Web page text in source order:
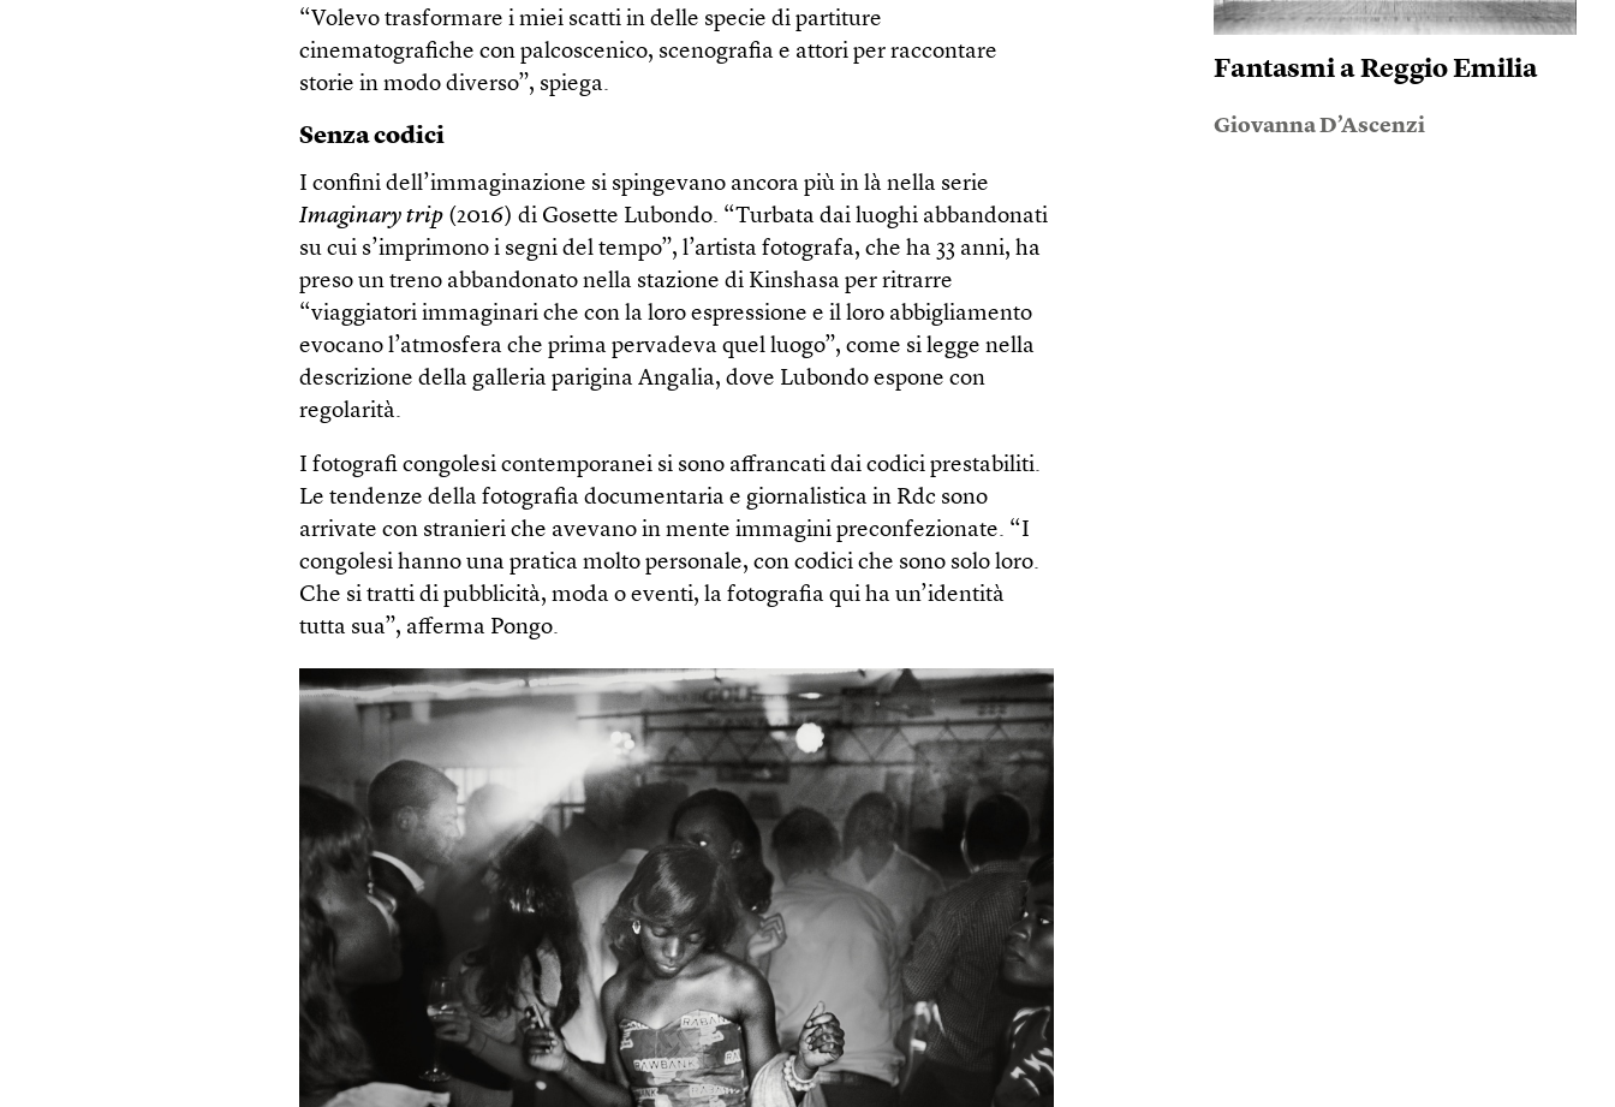
“Volevo trasformare i miei scatti in delle specie di partiture
cinematografiche con palcoscenico, scenografia e attori per raccontare
storie in modo diverso”, spiega.
Senza codici
I confini dell’immaginazione si spingevano ancora più in là nella serie
Imaginary trip (2016) di Gosette Lubondo. “Turbata dai luoghi abbandonati
su cui s’imprimono i segni del tempo”, l’artista fotografa, che ha 33 anni, ha
preso un treno abbandonato nella stazione di Kinshasa per ritrarre
“viaggiatori immaginari che con la loro espressione e il loro abbigliamento
evocano l’atmosfera che prima pervadeva quel luogo”, come si legge nella
descrizione della galleria parigina Angalia, dove Lubondo espone con
regolarità.
I fotografi congolesi contemporanei si sono affrancati dai codici prestabiliti.
Le tendenze della fotografia documentaria e giornalistica in Rdc sono
arrivate con stranieri che avevano in mente immagini preconfezionate. “I
congolesi hanno una pratica molto personale, con codici che sono solo loro.
Che si tratti di pubblicità, moda o eventi, la fotografia qui ha un’identità
tutta sua”, afferma Pongo.
Fantasmi a Reggio Emilia
Giovanna D’Ascenzi